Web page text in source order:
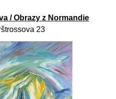
/ Obrazy z Normandie
23